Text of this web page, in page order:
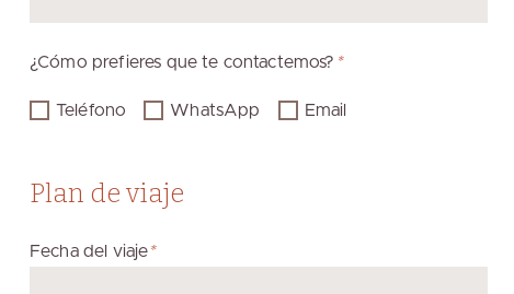
¿Cómo prefieres que te contactemos? *
Teléfono WhatsApp Email
Plan de viaje
Fecha del viaje*